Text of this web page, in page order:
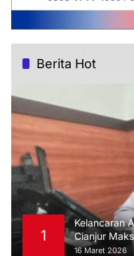
Berita Hot
1
Kelancaran
Cianjur
16 Maret 2026